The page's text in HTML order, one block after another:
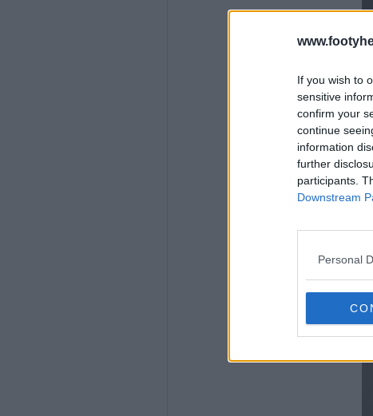
If you wish to
sensitive
confirm your
continue
information
further
participants.
Downstream
Personal